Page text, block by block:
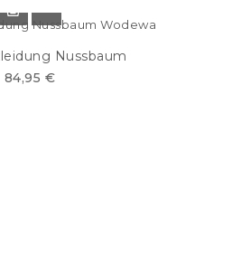
Nussbaum
84,95 €